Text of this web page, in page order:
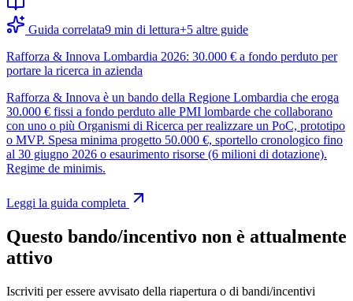
Guida correlata9 min di lettura+5 altre guide
Rafforza & Innova Lombardia 2026: 30.000 € a fondo perduto per
portare la ricerca in azienda
Rafforza & Innova è un bando della Regione Lombardia che eroga
30.000 € fissi a fondo perduto alle PMI lombarde che collaborano
con uno o più Organismi di Ricerca per realizzare un PoC, prototipo
o MVP. Spesa minima progetto 50.000 €, sportello cronologico fino
al 30 giugno 2026 o esaurimento risorse (6 milioni di dotazione).
Regime de minimis.
Leggi la guida completa
Questo bando/incentivo non è attualmente
attivo
Iscriviti per essere avvisato della riapertura o di bandi/incentivi